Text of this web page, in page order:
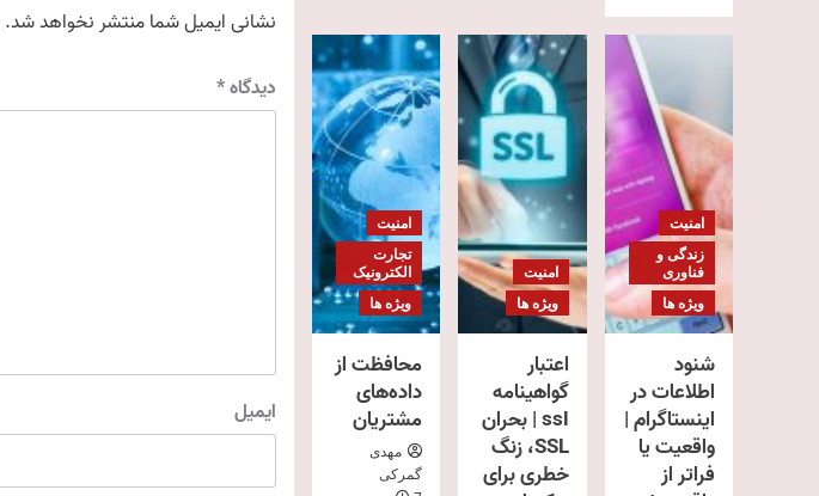
نشانی ایمیل شما منتشر نخواهد شد.
دیدگاه*
ایمیل
امنیت
زندگی و
فناوری
ویژه ها
شنود
اطلاعات در
اینستاگرام |
واقعیت یا
فراتر از
امنیت
ویژه ها
اعتبار
گواهینامه
ssl | بحران
SSL، زنگ
خطری برای
امنیت
تجارت
الکترونیک
ویژه ها
محافظت از
داده‌های
مشتریان
مهدی
گمرکی